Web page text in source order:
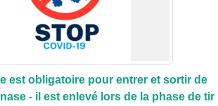
est obligatoire pour entrer et sortir de
- il est enlevé lors de la phase de tir